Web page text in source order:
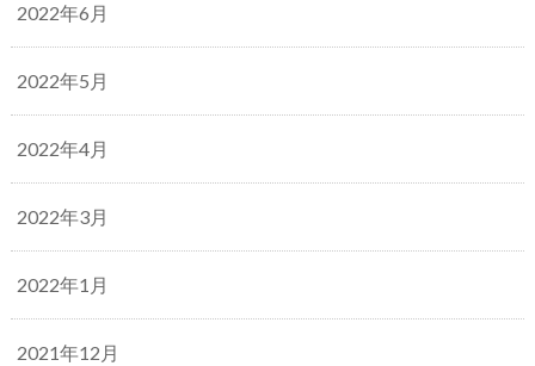
2022年6月
2022年5月
2022年4月
2022年3月
2022年1月
2021年12月